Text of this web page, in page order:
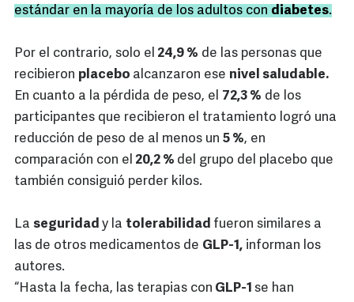
estándar en la mayoría de los adultos con diabetes.
Por el contrario, solo el 24,9 % de las personas que
recibieron placebo alcanzaron ese nivel saludable.
En cuanto a la pérdida de peso, el 72,3 % de los
participantes que recibieron el tratamiento logró una
reducción de peso de al menos un 5 %, en
comparación con el 20,2 % del grupo del placebo que
también consiguió perder kilos.
La seguridad y la tolerabilidad fueron similares a
las de otros medicamentos de GLP-1, informan los
autores.
“Hasta la fecha, las terapias con GLP-1 se han